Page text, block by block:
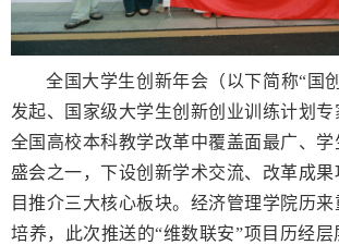
全国大学生创新年会（以下简称“国
发起、国家级大学生创新创业训练计划
全国高校本科教学改革中覆盖面最广、
盛会之一，下设创新学术交流、改革成
目推介三大核心板块。经济管理学院历
培养，此次推送的“维数联安”项目历经